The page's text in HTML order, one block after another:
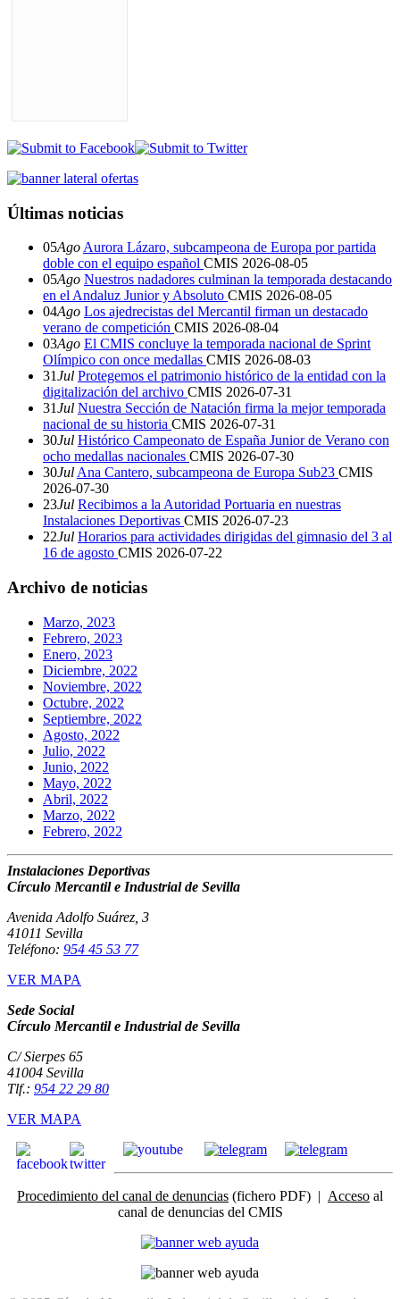
Últimas noticias
05Ago Aurora Lázaro, subcampeona de Europa por partida
doble con el equipo español CMIS 2026-08-05
05Ago Nuestros nadadores culminan la temporada destacando
en el Andaluz Junior y Absoluto CMIS 2026-08-05
04Ago Los ajedrecistas del Mercantil firman un destacado
verano de competición CMIS 2026-08-04
03Ago El CMIS concluye la temporada nacional de Sprint
Olímpico con once medallas CMIS 2026-08-03
31Jul Protegemos el patrimonio histórico de la entidad con la
digitalización del archivo CMIS 2026-07-31
31Jul Nuestra Sección de Natación firma la mejor temporada
nacional de su historia CMIS 2026-07-31
30Jul Histórico Campeonato de España Junior de Verano con
ocho medallas nacionales CMIS 2026-07-30
30Jul Ana Cantero, subcampeona de Europa Sub23 CMIS
2026-07-30
23Jul Recibimos a la Autoridad Portuaria en nuestras
Instalaciones Deportivas CMIS 2026-07-23
22Jul Horarios para actividades dirigidas del gimnasio del 3 al
16 de agosto CMIS 2026-07-22
Archivo de noticias
Marzo, 2023
Febrero, 2023
Enero, 2023
Diciembre, 2022
Noviembre, 2022
Octubre, 2022
Septiembre, 2022
Agosto, 2022
Julio, 2022
Junio, 2022
Mayo, 2022
Abril, 2022
Marzo, 2022
Febrero, 2022
Instalaciones Deportivas
Círculo Mercantil e Industrial de Sevilla
Avenida Adolfo Suárez, 3
41011 Sevilla
Teléfono: 954 45 53 77
VER MAPA
Sede Social
Círculo Mercantil e Industrial de Sevilla
C/ Sierpes 65
41004 Sevilla
Tlf.: 954 22 29 80
VER MAPA
Procedimiento del canal de denuncias (fichero PDF) | Acceso al
canal de denuncias del CMIS